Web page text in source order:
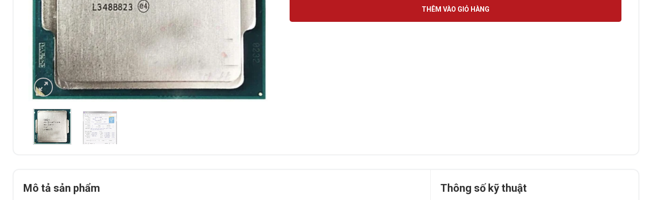
THÊM VÀO GIỎ HÀNG
Mô tả sản phẩm Thông số kỹ thuật